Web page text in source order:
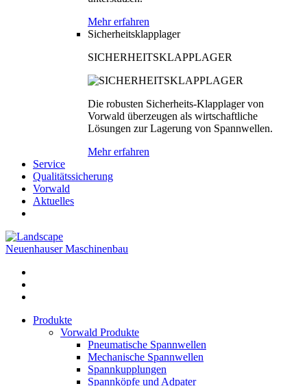
Mehr erfahren
Sicherheitsklapplager
SICHERHEITSKLAPPLAGER
Die robusten Sicherheits-Klapplager von
Vorwald überzeugen als wirtschaftliche
Lösungen zur Lagerung von Spannwellen.
Mehr erfahren
Service
Qualitätssicherung
Vorwald
Aktuelles
Neuenhauser Maschinenbau
Produkte
Vorwald Produkte
Pneumatische Spannwellen
Mechanische Spannwellen
Spannkupplungen
Spannköpfe und Adpater